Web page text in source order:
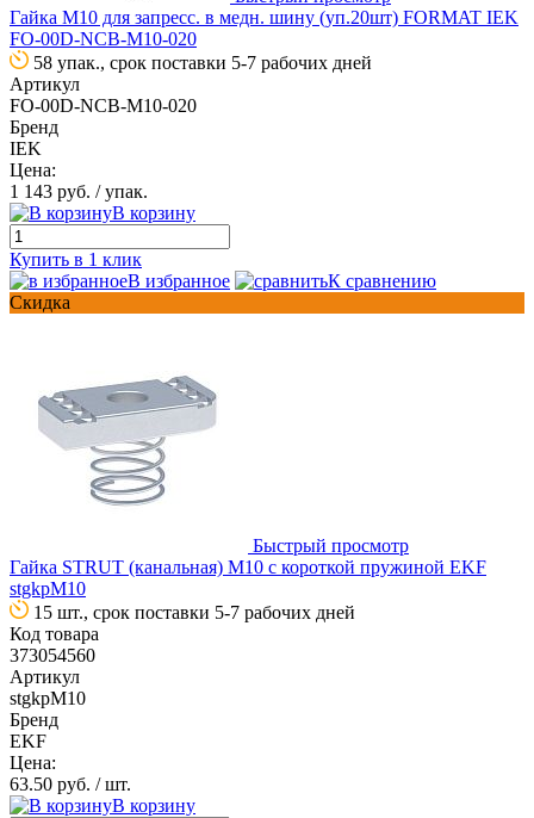
Гайка М10 для запресс. в медн. шину (уп.20шт) FORMAT IEK
FO-00D-NCB-M10-020
58 упак., срок поставки 5-7 рабочих дней
Артикул
FO-00D-NCB-M10-020
Бренд
IEK
Цена:
1 143 руб. / упак.
В корзину
Купить в 1 клик
В избранное
К сравнению
Скидка
Быстрый просмотр
Гайка STRUT (канальная) М10 с короткой пружиной EKF
stgkpM10
15 шт., срок поставки 5-7 рабочих дней
Код товара
373054560
Артикул
stgkpM10
Бренд
EKF
Цена:
63.50 руб. / шт.
В корзину